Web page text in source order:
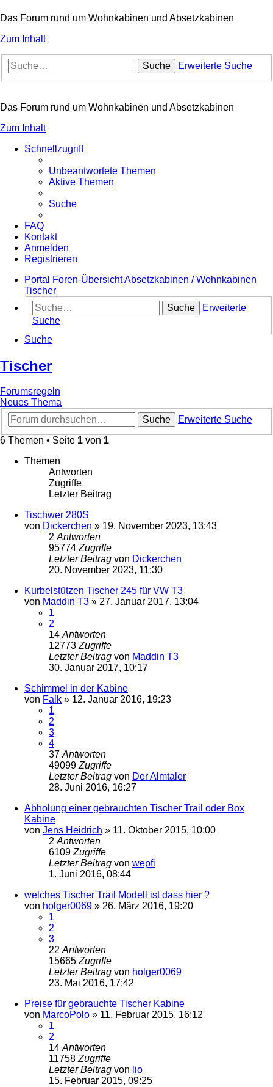
Das Forum rund um Wohnkabinen und Absetzkabinen
Zum Inhalt
Suche Erweiterte Suche
Das Forum rund um Wohnkabinen und Absetzkabinen
Zum Inhalt
Schnellzugriff
Unbeantwortete Themen
Aktive Themen
Suche
FAQ
Kontakt
Anmelden
Registrieren
Portal
Foren-ÜbersichtAbsetzkabinen / Wohnkabinen
Tischer
Suche
Erweiterte
Suche
Suche
Tischer
Forumsregeln
Neues Thema
Suche
Erweiterte Suche
6 Themen • Seite 1 von 1
Themen
Antworten
Zugriffe
Letzter Beitrag
Tischwer 280S
von Dickerchen » 19. November 2023, 13:43
2 Antworten
95774 Zugriffe
Letzter Beitrag von Dickerchen
20. November 2023, 11:30
Kurbelstützen Tischer 245 für VW T3
von Maddin T3 » 27. Januar 2017, 13:04
1
2
14 Antworten
12773 Zugriffe
Letzter Beitrag von Maddin T3
30. Januar 2017, 10:17
Schimmel in der Kabine
von Falk » 12. Januar 2016, 19:23
1
2
3
4
37 Antworten
49099 Zugriffe
Letzter Beitrag von Der Almtaler
28. Juni 2016, 16:27
Abholung einer gebrauchten Tischer Trail oder Box
Kabine
von Jens Heidrich » 11. Oktober 2015, 10:00
2 Antworten
6109 Zugriffe
Letzter Beitrag von wepfi
1. Juni 2016, 08:44
welches Tischer Trail Modell ist dass hier ?
von holger0069 » 26. März 2016, 19:20
1
2
3
22 Antworten
15665 Zugriffe
Letzter Beitrag von holger0069
23. Mai 2016, 17:42
Preise für gebrauchte Tischer Kabine
von MarcoPolo » 11. Februar 2015, 16:12
1
2
14 Antworten
11758 Zugriffe
Letzter Beitrag von lio
15. Februar 2015, 09:25